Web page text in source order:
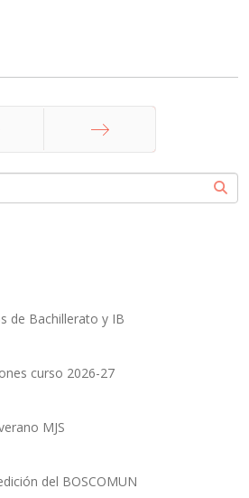
Siguiente
de Bachillerato y IB
curso 2026-27
MJS
del BOSCOMUN